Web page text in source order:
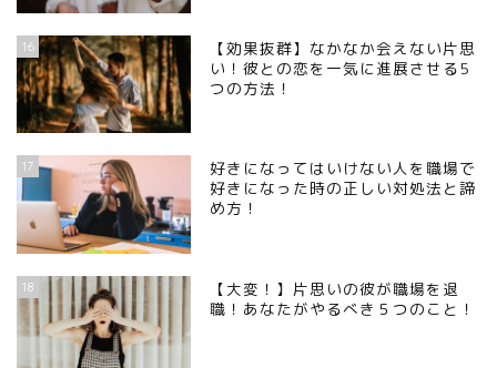
16
【効果抜群】なかなか会えない片思
い！彼との恋を一気に進展させる5
つの方法！
17
好きになってはいけない人を職場で
好きになった時の正しい対処法と諦
め方！
18
【大変！】片思いの彼が職場を退
職！あなたがやるべき５つのこと！